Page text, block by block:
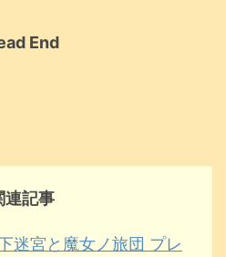
End
連記事
迷宮と魔女ノ旅団 プレ